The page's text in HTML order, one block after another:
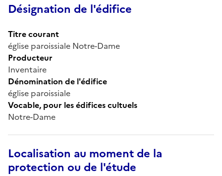
Désignation de l'édifice
Titre courant
église paroissiale Notre-Dame
Producteur
Inventaire
Dénomination de l'édifice
église paroissiale
Vocable, pour les édifices cultuels
Notre-Dame
Localisation au moment de la
protection ou de l'étude